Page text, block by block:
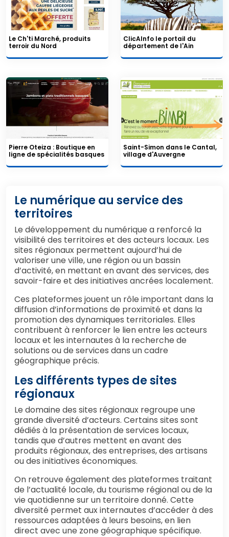
Le Ch'ti Marché, produits
terroir du Nord
ClicAInfo le portail du
département de l'Ain
Pierre Oteiza : Boutique en
ligne de spécialités basques
Saint-Simon dans le Cantal,
village d'Auvergne
Le numérique au service des
territoires
Le développement du numérique a renforcé la
visibilité des territoires et des acteurs locaux. Les
sites régionaux permettent aujourd’hui de
valoriser une ville, une région ou un bassin
d’activité, en mettant en avant des services, des
savoir-faire et des initiatives ancrées localement.
Ces plateformes jouent un rôle important dans la
diffusion d’informations de proximité et dans la
promotion des dynamiques territoriales. Elles
contribuent à renforcer le lien entre les acteurs
locaux et les internautes à la recherche de
solutions ou de services dans un cadre
géographique précis.
Les différents types de sites
régionaux
Le domaine des sites régionaux regroupe une
grande diversité d’acteurs. Certains sites sont
dédiés à la présentation de services locaux,
tandis que d’autres mettent en avant des
produits régionaux, des entreprises, des artisans
ou des initiatives économiques.
On retrouve également des plateformes traitant
de l’actualité locale, du tourisme régional ou de la
vie quotidienne sur un territoire donné. Cette
diversité permet aux internautes d’accéder à des
ressources adaptées à leurs besoins, en lien
direct avec une zone géographique spécifique.